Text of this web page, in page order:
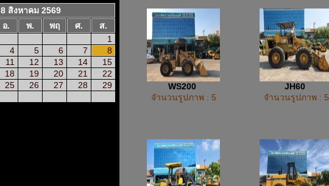
8 สิงหาคม 2569
อ. พ. พฤ ศ.
ส.
1
4 5 6 7
8
11 12 13 14
15
18 19 20 21
22
25 26 27 28
29
WS200
จำนวนรูปภาพ : 5
JH60
จำนวนรูปภาพ : 5